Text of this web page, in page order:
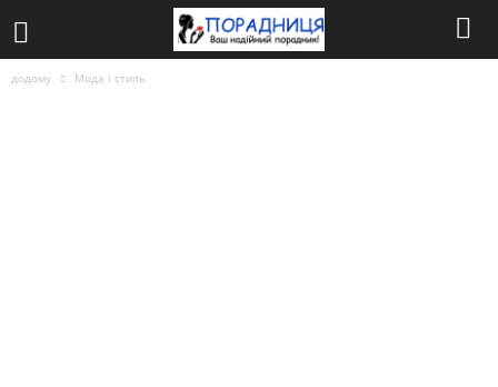
додому Мода і стиль